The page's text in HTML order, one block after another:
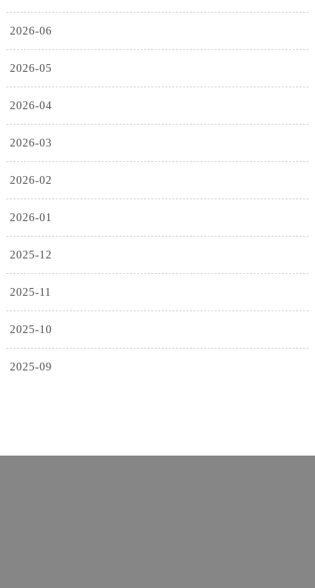
2026-06
2026-05
2026-04
2026-03
2026-02
2026-01
2025-12
2025-11
2025-10
2025-09